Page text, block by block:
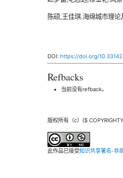
陈硕,王佳琪.海绵城市理
DOI: https://doi.org/
Refbacks
当前没有refback。
版权所有（c）{$
此作品已接受知识共享署名-非